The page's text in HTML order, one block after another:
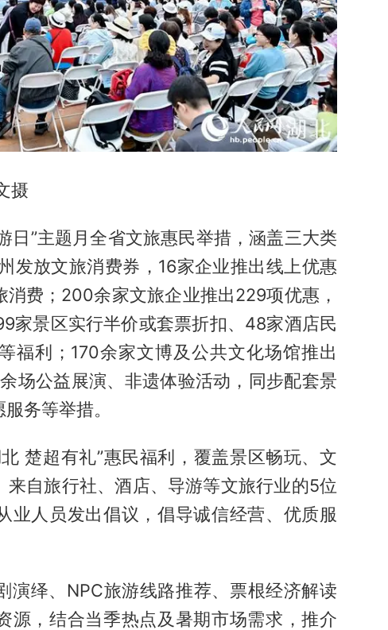
摄
日”主题月全省文旅惠民举措，涵盖三大类
发放文旅消费券，16家企业推出线上优惠
费；200余家文旅企业推出229项优惠，
家景区实行半价或套票折扣、48家酒店民
福利；170余家文博及公共文化场馆推出
场公益展演、非遗体验活动，同步配套景
务等举措。
楚超有礼”惠民福利，覆盖景区畅玩、文
自旅行社、酒店、导游等文旅行业的5位
业人员发出倡议，倡导诚信经营、优质服
演绎、NPC旅游线路推荐、票根经济解读
源，结合当季热点及暑期市场需求，推介